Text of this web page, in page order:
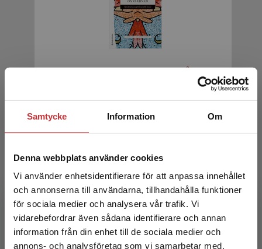
Samtycke Information Om
Denna webbplats använder cookies
Vi använder enhetsidentifierare för att anpassa innehållet
och annonserna till användarna, tillhandahålla funktioner
för sociala medier och analysera vår trafik. Vi
vidarebefordrar även sådana identifierare och annan
information från din enhet till de sociala medier och
annons- och analysföretag som vi samarbetar med.
Begränsad fraktregion
Kvalitetsutveckling inom omvårdnad
Hommel, A - Andersson, Å (red.)
269 kr
inkl. moms
Exkl. moms: 254 kr